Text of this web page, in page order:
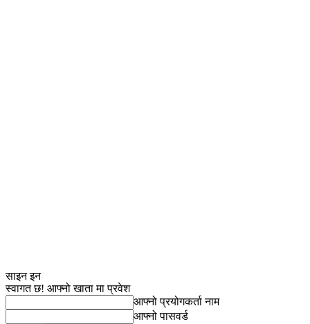
साइन इन
स्वागत छ! आफ्नो खाता मा प्रवेश
आफ्नो प्रयोगकर्ता नाम
आफ्नो पासवर्ड